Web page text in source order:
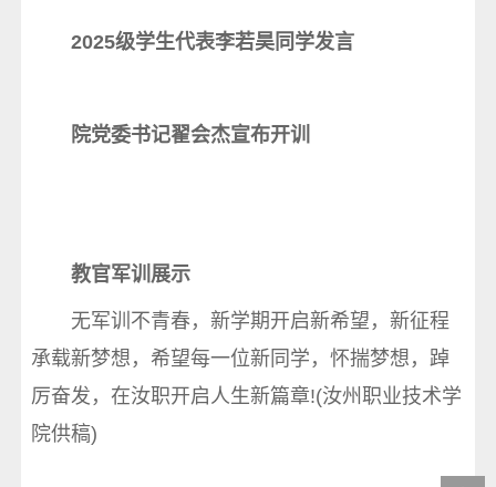
2025级学生代表李若昊同学发言
院党委书记翟会杰宣布开训
教官军训展示
无军训不青春，新学期开启新希望，新征程
承载新梦想，希望每一位新同学，怀揣梦想，踔
厉奋发，在汝职开启人生新篇章!(汝州职业技术学
院供稿)